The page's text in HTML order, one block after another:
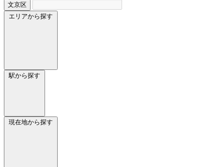
文京区
エリアから探す
駅から探す
現在地から探す